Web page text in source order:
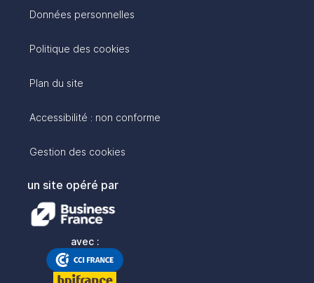
Données personnelles
Politique des cookies
Plan du site
Accessibilité : non conforme
Gestion des cookies
un site opéré par
avec :